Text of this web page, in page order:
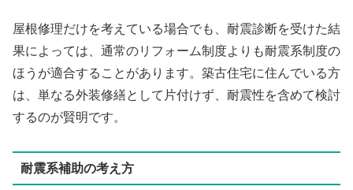
屋根修理だけを考えている場合でも、耐震診断を受けた結
果によっては、通常のリフォーム制度よりも耐震系制度の
ほうが適合することがあります。築古住宅に住んでいる方
は、単なる外装修繕として片付けず、耐震性を含めて検討
するのが賢明です。
耐震系補助の考え方